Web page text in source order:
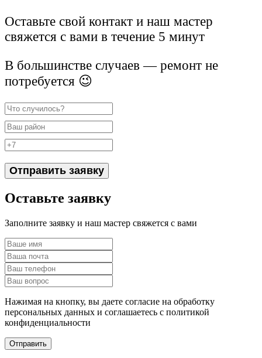
Оставьте свой контакт и наш мастер
свяжется с вами в течение 5 минут
В большинстве случаев — ремонт не
потребуется 😉
Отправить заявку
Оставьте заявку
Заполните заявку и наш мастер свяжется с вами
Нажимая на кнопку, вы даете согласие на обработку
персональных данных и соглашаетесь c политикой
конфиденциальности
Отправить